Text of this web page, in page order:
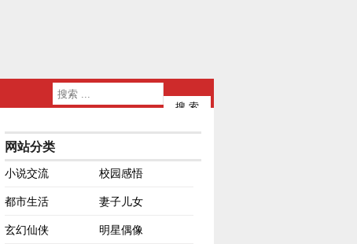
网站分类
小说交流 校园感悟
都市生活 妻子儿女
玄幻仙侠 明星偶像